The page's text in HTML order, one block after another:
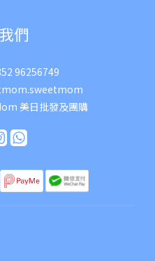
們
96256749
美日批發及團購